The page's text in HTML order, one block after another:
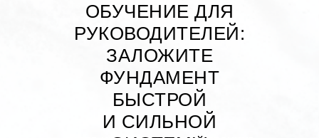
ОБУЧЕНИЕ ДЛЯ
РУКОВОДИТЕЛЕЙ:
ЗАЛОЖИТЕ
ФУНДАМЕНТ
БЫСТРОЙ
И СИЛЬНОЙ